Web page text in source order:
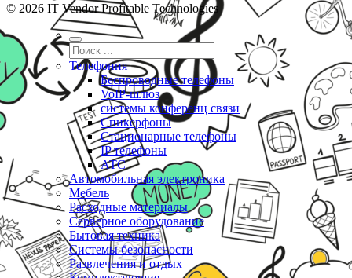
© 2026 IT Vendor Profitable Technologies
Телефония
Беспроводные телефоны
VoIP-шлюз
системы конференц связи
Спикерфоны
Стационарные телефоны
IP телефоны
АТС
Автомобильная электроника
Мебель
Расходные материалы
Серверное оборудование
Бытовая техника
Системы безопасности
Развлечения и отдых